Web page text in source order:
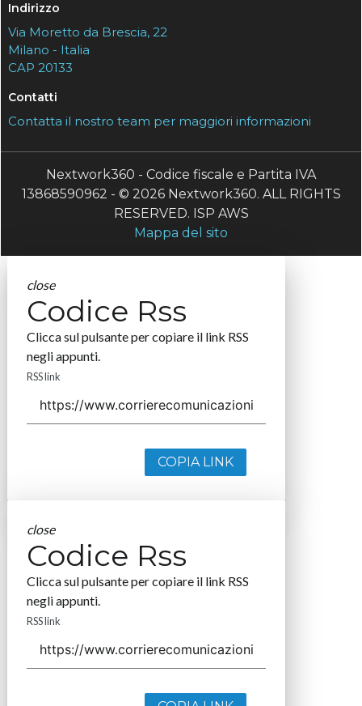
Indirizzo
Via Moretto da Brescia, 22
Milano - Italia
CAP 20133
Contatti
Contatta il nostro team per maggiori informazioni
Nextwork360 - Codice fiscale e Partita IVA
13868590962 - © 2026 Nextwork360. ALL RIGHTS
RESERVED. ISP AWS
Mappa del sito
close
Codice Rss
Clicca sul pulsante per copiare il link RSS
negli appunti.
RSS link
COPIA LINK
close
Codice Rss
Clicca sul pulsante per copiare il link RSS
negli appunti.
RSS link